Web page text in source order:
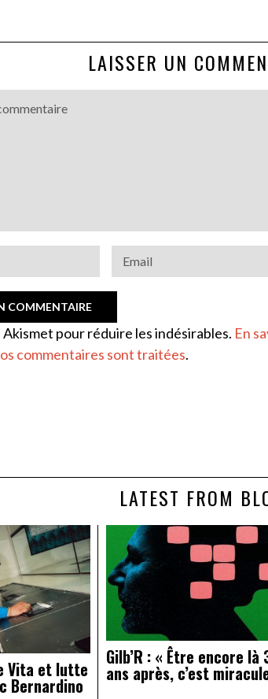
LAISSER UN
pour réduire les indésirables. En
commentaires sont traitées.
LATEST FROM
Vita et lutte
Bernardino
Gilb’R : « Être encore là
ans après, c’est